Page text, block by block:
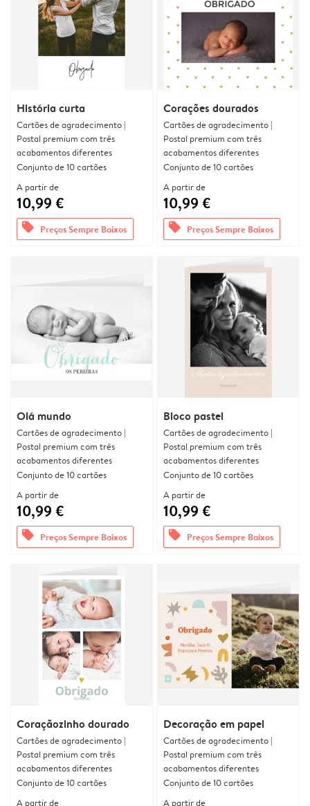
História curta
Cartões de agradecimento |
Postal premium com três
acabamentos diferentes
Conjunto de 10 cartões
A partir de
10,99 €
offers Preços Sempre Baixos
Corações dourados
Cartões de agradecimento |
Postal premium com três
acabamentos diferentes
Conjunto de 10 cartões
A partir de
10,99 €
offers Preços Sempre Baixos
Olá mundo
Cartões de agradecimento |
Postal premium com três
acabamentos diferentes
Conjunto de 10 cartões
A partir de
10,99 €
offers Preços Sempre Baixos
Bloco pastel
Cartões de agradecimento |
Postal premium com três
acabamentos diferentes
Conjunto de 10 cartões
A partir de
10,99 €
offers Preços Sempre Baixos
Coraçãozinho dourado
Cartões de agradecimento |
Postal premium com três
acabamentos diferentes
Conjunto de 10 cartões
A partir de
Decoração em papel
Cartões de agradecimento |
Postal premium com três
acabamentos diferentes
Conjunto de 10 cartões
A partir de